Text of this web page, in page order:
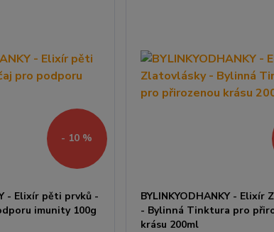
- 10 %
- Elixír pěti prvků -
imunity 100g
BYLINKYODHANKY - Elixír
- Bylinná Tinktura pro
krásu 200ml